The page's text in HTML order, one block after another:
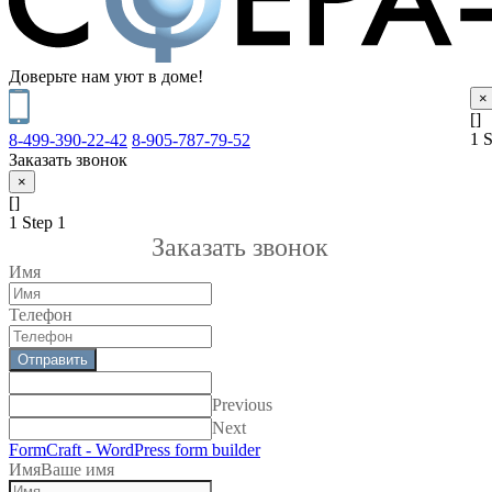
Доверьте нам уют в доме!
8-499-390-22-42 8-905-787-79-52
Заказать звонок
×
[]
1 Step 1
Заказать звонок
Имя
Телефон
Отправить
Previous
Next
FormCraft - WordPress form builder
×
[]
1
ИмяВаше имя